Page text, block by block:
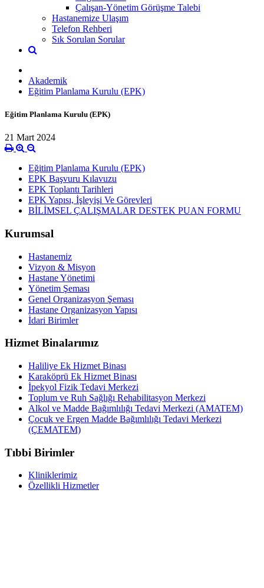
Çalışan-Yönetim Görüşme Talebi
Hastanemize Ulaşım
Telefon Rehberi
Sık Sorulan Sorular
Akademik
Eğitim Planlama Kurulu (EPK)
Eğitim Planlama Kurulu (EPK)
21 Mart 2024
Eğitim Planlama Kurulu (EPK)
EPK Başvuru Kılavuzu
EPK Toplantı Tarihleri
EPK Yapısı, İşleyişi Ve Görevleri
BİLİMSEL ÇALIŞMALAR DESTEK PUAN FORMU
Kurumsal
Hastanemiz
Vizyon & Misyon
Hastane Yönetimi
Yönetim Şeması
Genel Organizasyon Şeması
Hastane Organizasyon Yapısı
İdari Birimler
Hizmet Binalarımız
Haliliye Ek Hizmet Binası
Karaköprü Ek Hizmet Binası
İpekyol Fizik Tedavi Merkezi
Toplum ve Ruh Sağlığı Rehabilitasyon Merkezi
Alkol ve Madde Bağımlılığı Tedavi Merkezi (AMATEM)
Çocuk ve Ergen Madde Bağımlılığı Tedavi Merkezi
(ÇEMATEM)
Tıbbi Birimler
Kliniklerimiz
Özellikli Hizmetler